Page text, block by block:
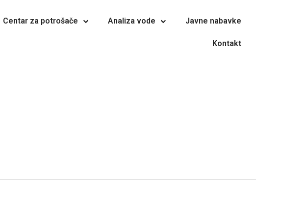
Centar za potrošače Analiza vode Javne nabavke
Kontakt